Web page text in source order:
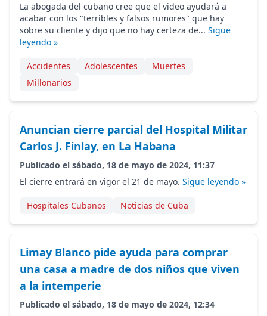
La abogada del cubano cree que el video ayudará a
acabar con los "terribles y falsos rumores" que hay
sobre su cliente y dijo que no hay certeza de... Sigue
leyendo »
Accidentes Adolescentes
Muertes
Millonarios
Anuncian cierre parcial del Hospital Militar
Carlos J. Finlay, en La Habana
Publicado el sábado, 18 de mayo de 2024, 11:37
El cierre entrará en vigor el 21 de mayo. Sigue leyendo »
Hospitales Cubanos Noticias de Cuba
Limay Blanco pide ayuda para comprar
una casa a madre de dos niños que viven
a la intemperie
Publicado el sábado, 18 de mayo de 2024, 12:34